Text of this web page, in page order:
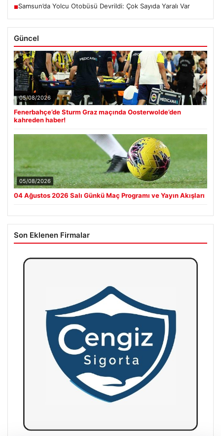
■Samsun’da Yolcu Otobüsü Devrildi: Çok Sayıda Yaralı Var
Güncel
05/08/2026
Fenerbahçe’de Sturm Graz maçında Oosterwolde’den
kahreden haber!
05/08/2026
04 Ağustos 2026 Salı Günkü Maç Programı ve Yayın Akışları
Son Eklenen Firmalar